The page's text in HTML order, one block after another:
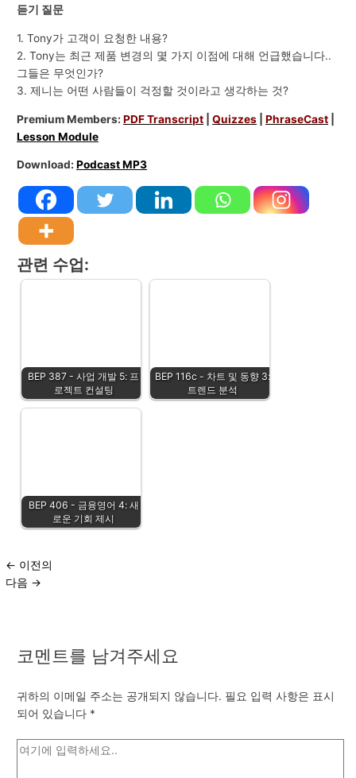
듣기 질문
1. Tony가 고객이 요청한 내용?
2. Tony는 최근 제품 변경의 몇 가지 이점에 대해 언급했습니다..
그들은 무엇인가?
3. 제니는 어떤 사람들이 걱정할 것이라고 생각하는 것?
Premium Members:PDF Transcript |Quizzes |PhraseCast
Lesson Module
Download:Podcast MP3
관련 수업:
BEP 387 - 사업 개발 5: 프
로젝트 컨설팅
BEP 116c - 차트 및 동향 3:
트렌드 분석
BEP 406 - 금융영어 4: 새
로운 기회 제시
← 이전의
다음 →
코멘트를 남겨주세요
귀하의 이메일 주소는 공개되지 않습니다. 필요 입력 사항은 표시
되어 있습니다 *